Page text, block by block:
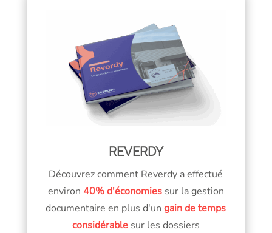
REVERDY
Découvrez comment Reverdy a effectué
environ 40% d'économiessur la gestion
documentaire en plus d'ungain de temps
considérablesur les dossiers